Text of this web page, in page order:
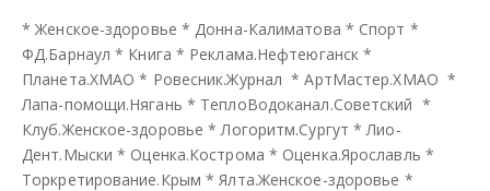
*Женское-здоровье * Донна-Калиматова * Спорт *
ФД.Барнаул * Книга * Реклама.Нефтеюганск *
Планета.ХМАО * Ровесник.Журнал *АртМастер.ХМАО *
Лапа-помощи.Нягань * ТеплоВодоканал.Советский *
Клуб.Женское-здоровье * Логоритм.Сургут * Лио-
Дент.Мыски * Оценка.Кострома * Оценка.Ярославль *
Торкретирование.Крым * Ялта.Женское-здоровье *